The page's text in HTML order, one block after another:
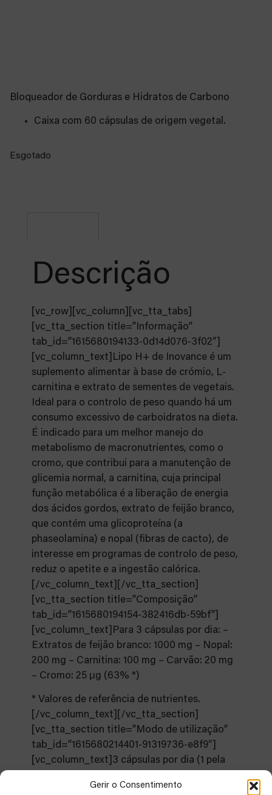
Gerir o Consentimento
Bloqueador de Gorduras e Hidratos de Carbono
Caixa com 60 cápsulas de origem vegetal.
Esgotado
Descrição
[vc_row][vc_column][vc_tta_tabs]
[vc_tta_section title=”Informação”
tab_id=”1615680194133-0d14d076-3f02″]
[vc_column_text]Lipo H+ de Inovance é um
suplemento alimentar à base de crómio, L-
carnitina e extrato de sementes de vegetais.
Ideal para o controlo de peso quando há um
consumo excessivo de carboidratos na dieta.
É indicado para um melhor manejo do
metabolismo de macronutrientes, como o
cromo, que contribui para a manutenção de
glicemia normal, a carnitina, cuja principal
função metabólica é a liberação de energia
dos ácidos gordos, extrato de feijão branco,
que contém uma glicoproteína (a
phaseolamina) e nopal (fibras de cacto), de
interesse em programas de controlo de peso,
reduz o apetite e a ingestão calórica.
[/vc_column_text][/vc_tta_section]
[vc_tta_section title=”Composição”
tab_id=”1615680194154-382416db-59bf”]
[vc_column_text]Para 3 cápsulas por dia: –
Extratos de feijão branco: 1000 mg – Nopal:
200 mg – Carnitina: 100 mg – Carvão: 20 mg
– Cromo: 25 μg (63% *)
* Valores de referência de nutrientes.
[/vc_column_text][/vc_tta_section]
[vc_tta_section title=”Modo de utilização”
tab_id=”1615680214401-91319736-e8f9″]
[vc_column_text]3 cápsulas por dia (1 pela
orientação de um profissional de saúde.